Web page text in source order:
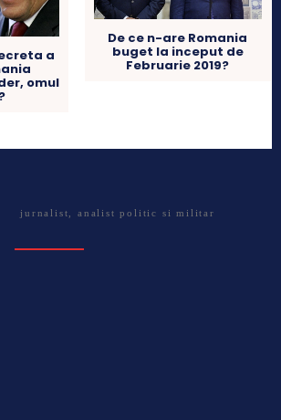
a
omul
De ce n-are Romania
buget la inceput de
Februarie 2019?
jurnalist, analist politic si militar